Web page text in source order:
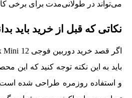
می‌تواند در طولانی‌مدت برای برخی
نکاتی که قبل از خرید باید
باید به این نکته توجه کنید که این
و استفاده روزمره طراحی شده است.